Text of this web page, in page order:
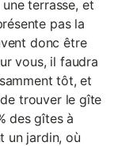
terrasse, et
pas la
donc être
vous, il faudra
tôt, et
trouver le gîte
des gîtes à
un jardin, où